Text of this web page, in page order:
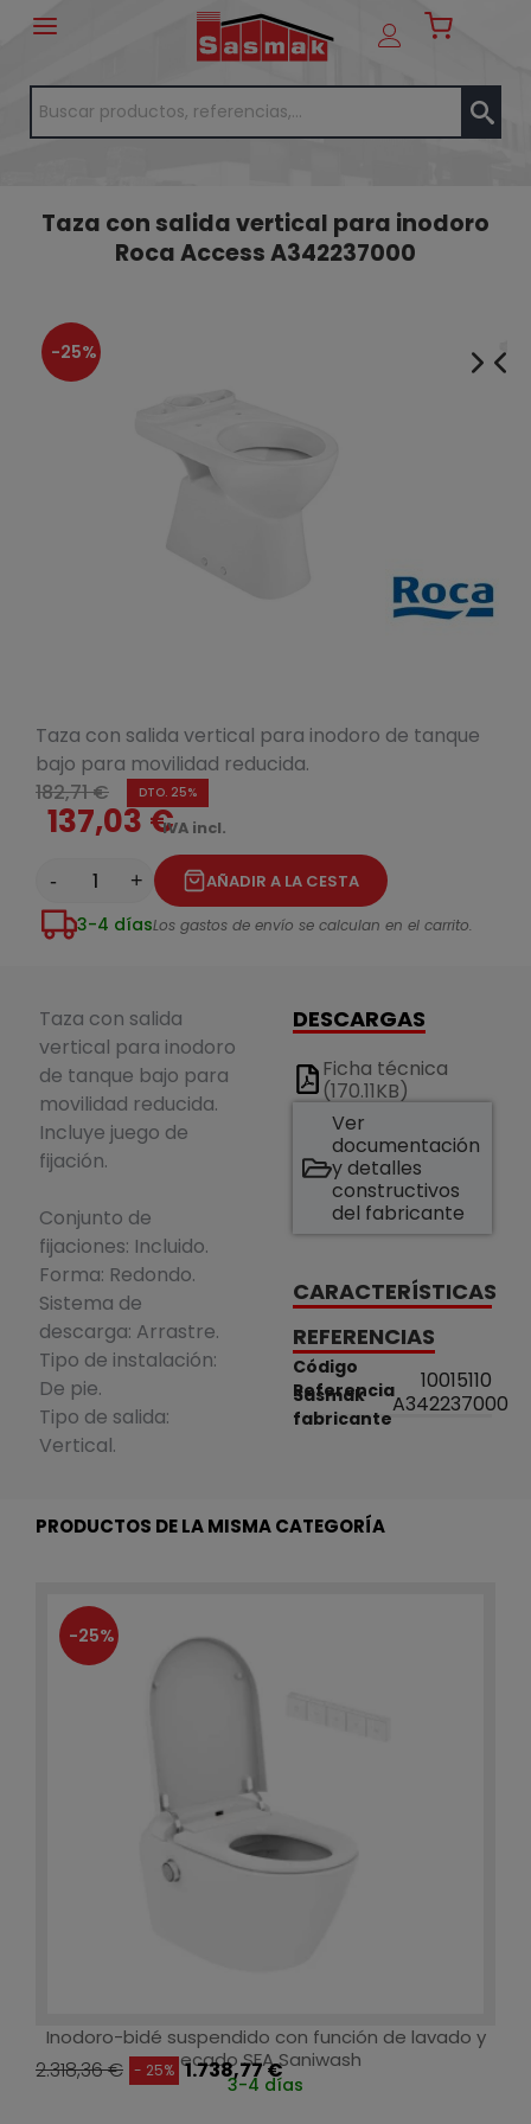
Taza con salida vertical para inodoro
Roca Access A342237000
-25%
Taza con salida vertical para inodoro de tanque
bajo para movilidad reducida.
182,71 €
DTO. 25%
137,03 €IVA incl.
- + AÑADIR A LA CESTA
3-4 díasLos gastos de envío se calculan en el carrito.
Taza con salida
vertical para inodoro
de tanque bajo para
movilidad reducida.
Incluye juego de
fijación.
Conjunto de
fijaciones: Incluido.
Forma: Redondo.
Sistema de
descarga: Arrastre.
Tipo de instalación:
De pie.
Tipo de salida:
Vertical.
DESCARGAS
Ficha técnica
(170.11KB)
Ver
documentación
y detalles
constructivos
del fabricante
CARACTERÍSTICAS
REFERENCIAS
Código
Sasmak
10015110
Referencia
fabricante
A342237000
PRODUCTOS DE LA MISMA CATEGORÍA
-25%
Inodoro-bidé suspendido con función de lavado y
secado SFA Saniwash
2.318,36 € - 25% 1.738,77 €
3-4 días